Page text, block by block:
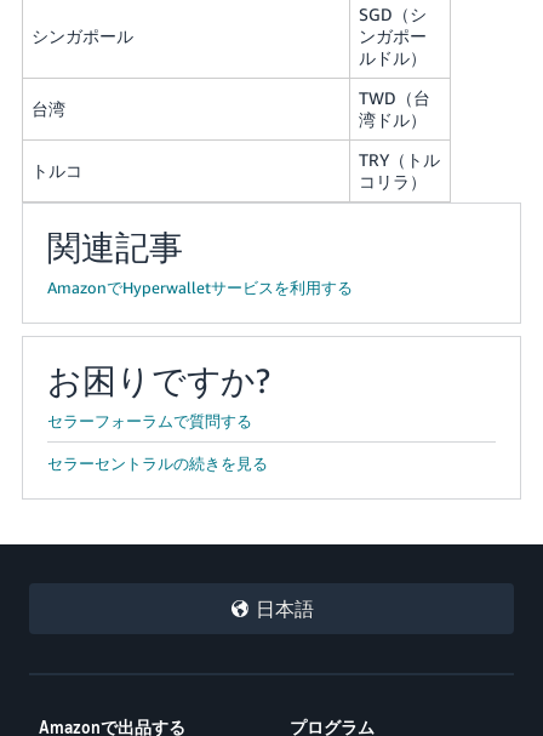
シンガポール
SGD（シ
ンガポー
ルドル）
台湾
TWD（台
湾ドル）
トルコ
TRY（トル
コリラ）
関連記事
AmazonでHyperwalletサービスを利用する
お困りですか?
セラーフォーラムで質問する
セラーセントラルの続きを見る
日本語
Amazonで出品する プログラム